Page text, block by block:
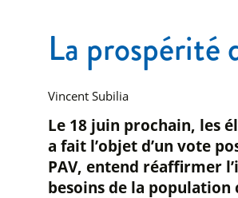
La prospérité
Vincent Subilia
Le 18 juin prochain, les
a fait l’objet d’un vote
PAV, entend réaffirmer
besoins de la population